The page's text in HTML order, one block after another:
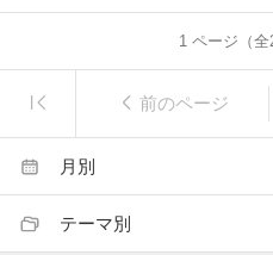
1 ページ（全
前のページ
月別
テーマ別